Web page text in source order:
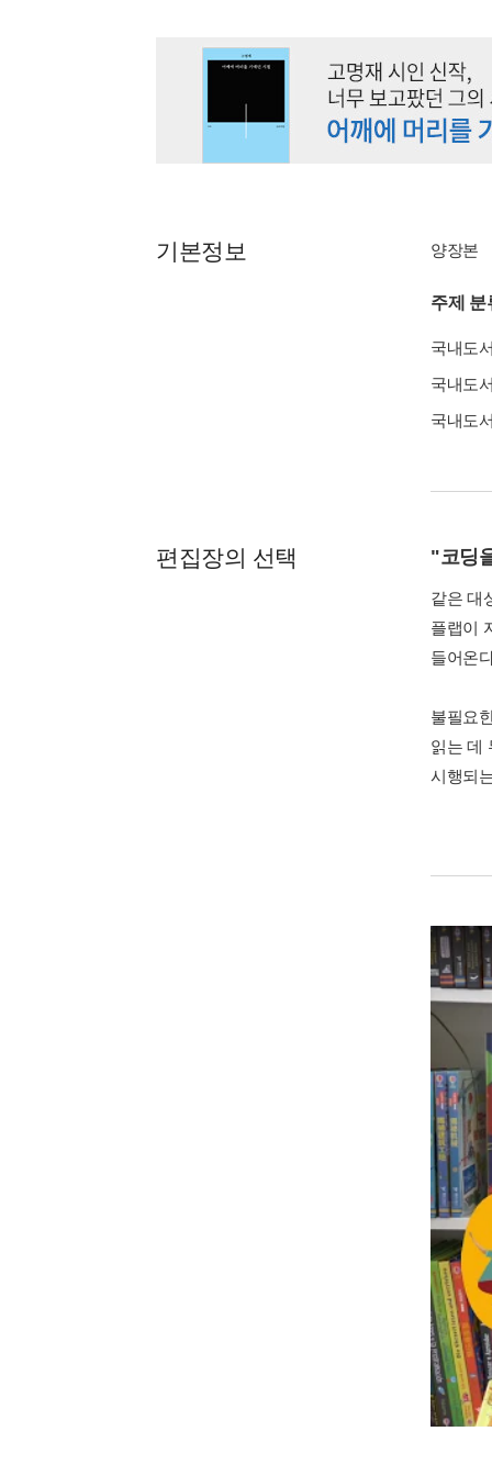
기본정보 양장본
주제 분
국내도
국내도
국내도
편집장의 선택 "코딩
같은 대
플랩이
들어온
불필요
읽는 데
시행되